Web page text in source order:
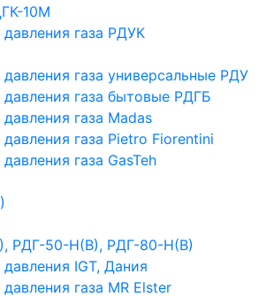
10М
давления газа РДУК
давления газа универсальные РДУ
давления газа бытовые РДГБ
газа Madas
давления газа Рietro Fiorentini
газа GasTeh
РДГ-50-Н(В), РДГ-80-Н(В)
IGT, Дания
газа MR Elster